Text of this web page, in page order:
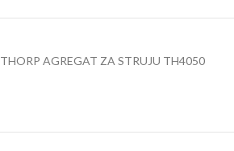
THORP AGREGAT ZA STRUJU TH4050